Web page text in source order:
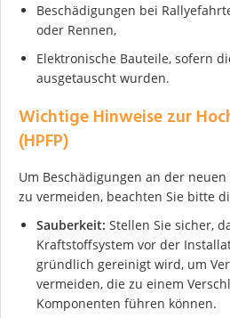
Beschädigungen bei
oder Rennen,
Elektronische Bauteile, sofern
ausgetauscht wurden.
Wichtige Hinweise zur
(HPFP)
Um Beschädigungen an der neuen
zu vermeiden, beachten Sie bitte
Sauberkeit: Stellen Sie sicher,
Kraftstoffsystem vor der
gründlich gereinigt wird, um
vermeiden, die zu einem
Komponenten führen können.